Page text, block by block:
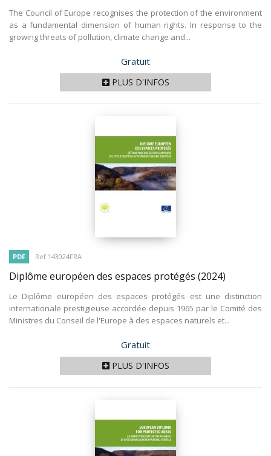
The Council of Europe recognises the protection of the environment
as a fundamental dimension of human rights. In response to the
growing threats of pollution, climate change and...
Prix
Gratuit
PLUS D'INFOS
PDF Ref 143024FRA
Diplôme européen des espaces protégés (2024)
Le Diplôme européen des espaces protégés est une distinction
internationale prestigieuse accordée depuis 1965 par le Comité des
Ministres du Conseil de l'Europe à des espaces naturels et...
Prix
Gratuit
PLUS D'INFOS